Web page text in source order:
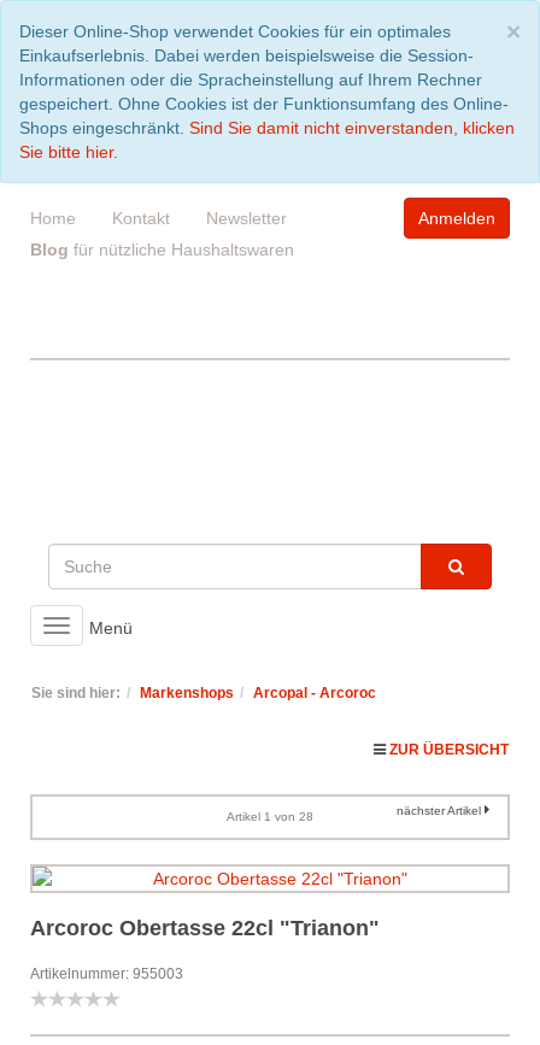
×
Dieser Online-Shop verwendet Cookies für ein optimales
Einkaufserlebnis. Dabei werden beispielsweise die Session-
Informationen oder die Spracheinstellung auf Ihrem Rechner
gespeichert. Ohne Cookies ist der Funktionsumfang des Online-
Shops eingeschränkt. Sind Sie damit nicht einverstanden, klicken
Sie bitte hier.
Home Kontakt
Newsletter
Blog für nützliche Haushaltswaren
Anmelden
Toggle
navigation
Menü
Sie sind hier: Markenshops Arcopal - Arcoroc
ZUR ÜBERSICHT
Artikel 1 von 28 nächster Artikel
Arcoroc Obertasse 22cl "Trianon"
Artikelnummer: 955003